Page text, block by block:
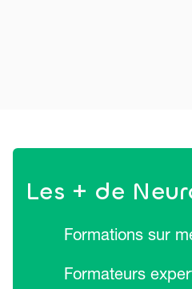
Les + de
Formations sur
Formateurs